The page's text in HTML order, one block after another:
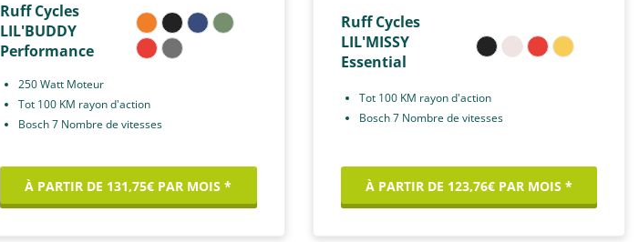
Ruff Cycles
LIL'BUDDY
Performance
250 Watt Moteur
Tot 100 KM rayon d'action
Bosch 7 Nombre de vitesses
À PARTIR DE 131,75€ PAR MOIS *
Ruff Cycles
LIL'MISSY
Essential
Tot 100 KM rayon d'action
Bosch 7 Nombre de vitesses
À PARTIR DE 123,76€ PAR MOIS *